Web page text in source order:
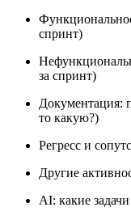
спринт)
за спринт)
Документация:
то какую?)
Регресс и
Другие
AI: какие